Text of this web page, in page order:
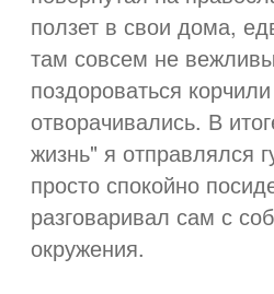
ползет в свои дома,
там совсем не
поздороваться
отворачивались. В
жизнь" я отправлялся
просто спокойно
разговаривал сам с
окружения.